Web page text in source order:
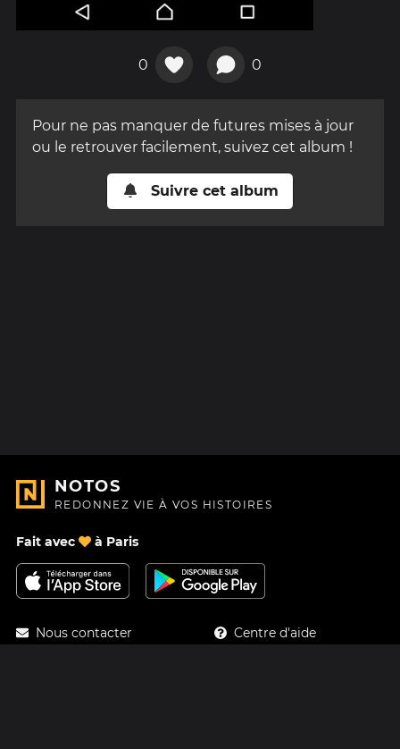
0 0
Pour ne pas manquer de futures mises à jour
ou le retrouver facilement, suivez cet album !
Suivre cet album
NOTOS
REDONNEZ VIE À VOS HISTOIRES
Fait avec à Paris
Nous contacter
Centre d'aide